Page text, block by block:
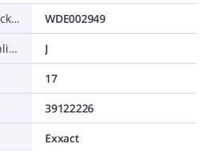
Leverantörens typbeteckning
WDE002949
Förlängd ansvarstid enligt ALEM-09
J
17
39122226
Exxact